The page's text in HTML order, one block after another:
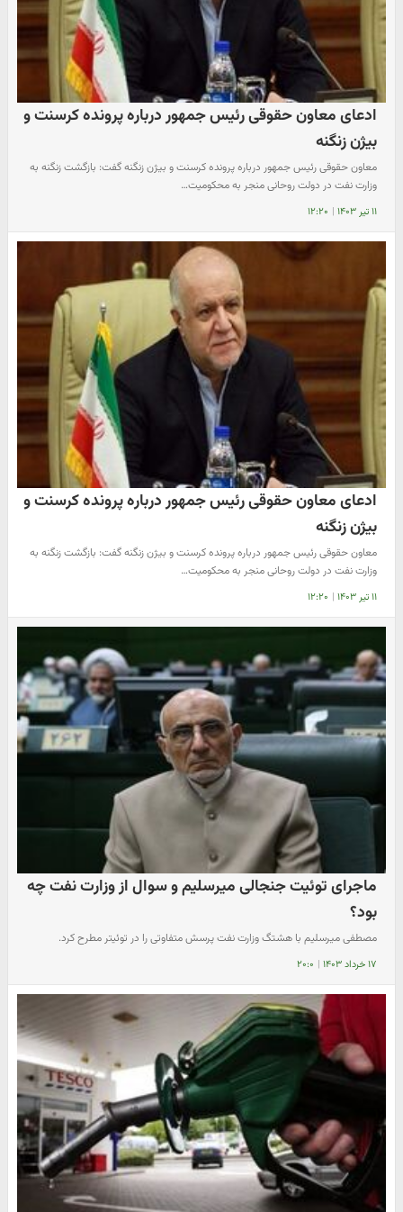
ادعای معاون حقوقی رئیس جمهور درباره پرونده کرسنت و
بیژن زنگنه
معاون حقوقی رئیس جمهور درباره پرونده کرسنت و بیژن زنگنه گفت: بازگشت زنگنه به
وزارت نفت در دولت روحانی منجر به محکومیت…
۱۱ تیر ۱۴۰۳ | ۱۲:۲۰
ادعای معاون حقوقی رئیس جمهور درباره پرونده کرسنت و
بیژن زنگنه
معاون حقوقی رئیس جمهور درباره پرونده کرسنت و بیژن زنگنه گفت: بازگشت زنگنه به
وزارت نفت در دولت روحانی منجر به محکومیت…
۱۱ تیر ۱۴۰۳ | ۱۲:۲۰
ماجرای توئیت جنجالی میرسلیم و سوال از وزارت نفت چه
بود؟
مصطفی میرسلیم با هشتگ وزارت نفت پرسش متفاوتی را در توئیتر مطرح کرد.
۱۷ خرداد ۱۴۰۳ | ۲۰:۰